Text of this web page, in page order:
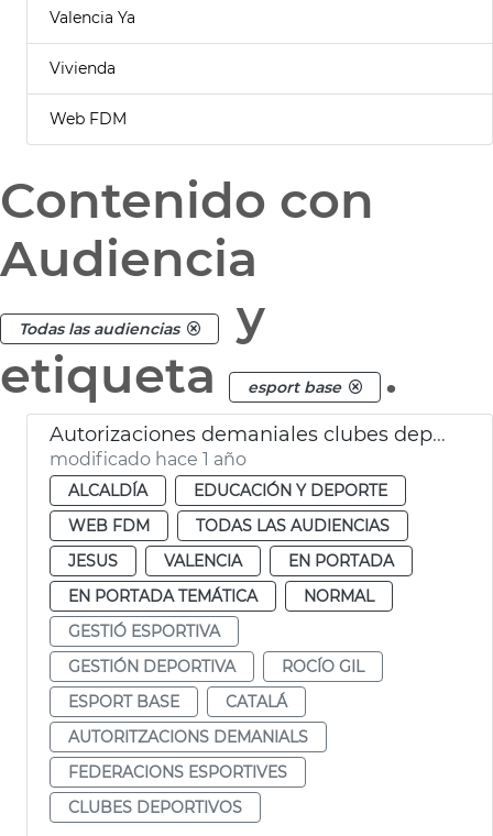
Valencia Ya
Vivienda
Web FDM
Contenido con
Audiencia
Todas las audiencias
y
etiqueta
esport base .
Autorizaciones demaniales clubes deportivos
modificado hace 1 año
ALCALDÍA
EDUCACIÓN Y DEPORTE
WEB FDM
TODAS LAS AUDIENCIAS
JESUS
VALENCIA
EN PORTADA
EN PORTADA TEMÁTICA
NORMAL
GESTIÓ ESPORTIVA
GESTIÓN DEPORTIVA
ROCÍO GIL
ESPORT BASE
CATALÁ
AUTORITZACIONS DEMANIALS
FEDERACIONS ESPORTIVES
CLUBES DEPORTIVOS